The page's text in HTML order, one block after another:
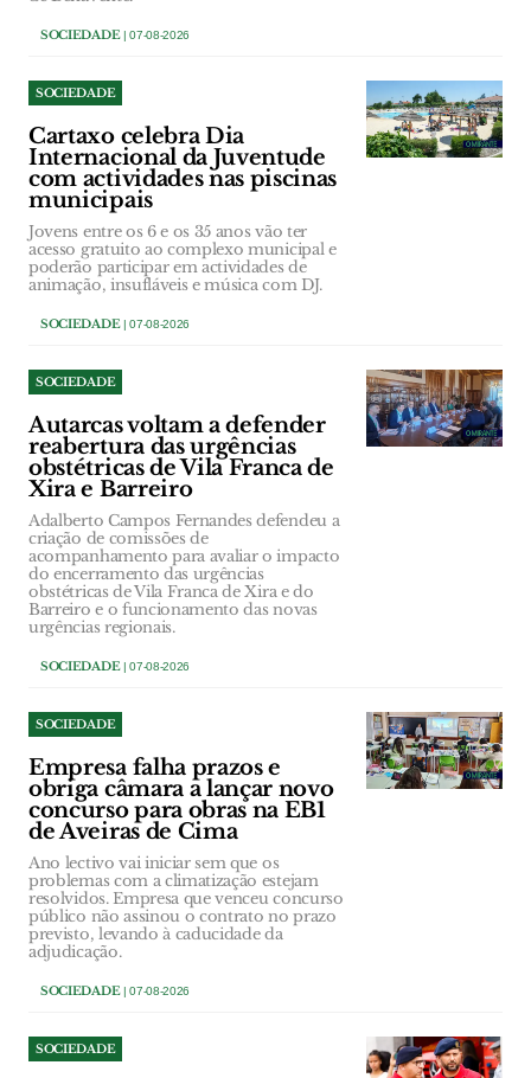
SOCIEDADE| 07-08-2026
SOCIEDADE
Cartaxo celebra Dia
Internacional da Juventude
com actividades nas piscinas
municipais
Jovens entre os 6 e os 35 anos vão ter
acesso gratuito ao complexo municipal e
poderão participar em actividades de
animação, insufláveis e música com DJ.
SOCIEDADE| 07-08-2026
SOCIEDADE
Autarcas voltam a defender
reabertura das urgências
obstétricas de Vila Franca de
Xira e Barreiro
Adalberto Campos Fernandes defendeu a
criação de comissões de
acompanhamento para avaliar o impacto
do encerramento das urgências
obstétricas de Vila Franca de Xira e do
Barreiro e o funcionamento das novas
urgências regionais.
SOCIEDADE| 07-08-2026
SOCIEDADE
Empresa falha prazos e
obriga câmara a lançar novo
concurso para obras na EB1
de Aveiras de Cima
Ano lectivo vai iniciar sem que os
problemas com a climatização estejam
resolvidos. Empresa que venceu concurso
público não assinou o contrato no prazo
previsto, levando à caducidade da
adjudicação.
SOCIEDADE| 07-08-2026
SOCIEDADE